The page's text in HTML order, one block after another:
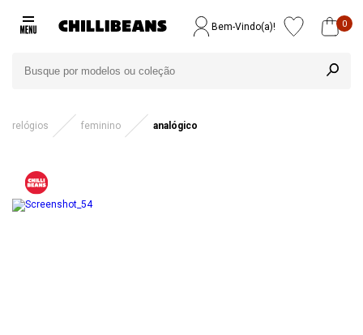
Bem-Vindo(a)! 0
relógios feminino analógico